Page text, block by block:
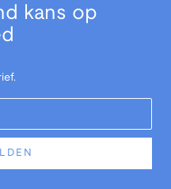
kans op